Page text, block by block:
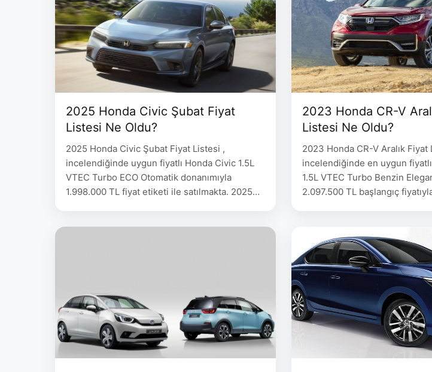
2025 Honda Civic Şubat Fiyat
Listesi Ne Oldu?
2025 Honda Civic Şubat Fiyat Listesi ,
incelendiğinde uygun fiyatlı Honda Civic 1.5L
VTEC Turbo ECO Otomatik donanımıyla
1.998.000 TL fiyat etiketi ile satılmakta. 2025
2023 Honda CR-V
Listesi Ne Oldu?
2023 Honda CR-V Aralık Fiyat
incelendiğinde en uygun
1.5L VTEC Turbo Benzin
2.097.500 TL başlangıç
Turbo Benzin Otomatik
1.5L VTEC Turbo Benzin
2.301.500 1.5L VTEC Turbo
Executive+ …